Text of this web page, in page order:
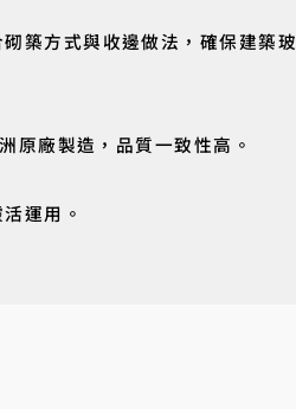
築方式與收邊做法，確保建築玻
原廠製造，品質一致性高。
運用。